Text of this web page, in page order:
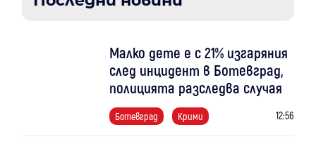
Малко дете е с 21% изгаряния
след инцидент в Ботевград,
полицията разследва случая
Ботевград Крими 12:56